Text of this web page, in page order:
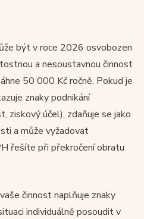
být v roce 2026 osvobozen
a nesoustavnou činnost
50 000 Kč ročně. Pokud je
znaky podnikání
ziskový účel), zdaňuje se jako
a může vyžadovat
řešíte při překročení obratu
činnost naplňuje znaky
individuálně posoudit v